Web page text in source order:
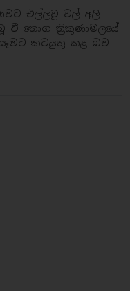
එල්ලවූ වල් අලි
වී තොග ත්‍රිකුණාමලයේ
කටයුතු කළ බව